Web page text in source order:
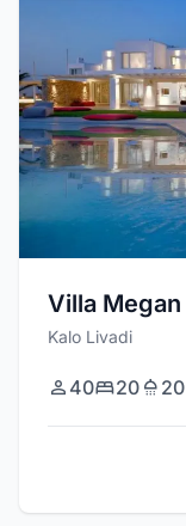
Villa Megan
Kalo Livadi
40 20 20